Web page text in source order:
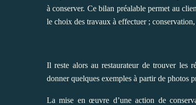
à conserver. Ce bilan préalable permet au
le choix des travaux à effectuer ;
Il reste alors au restaurateur de trouver les
donner quelques exemples à partir de photos
La mise en œuvre d’une action de